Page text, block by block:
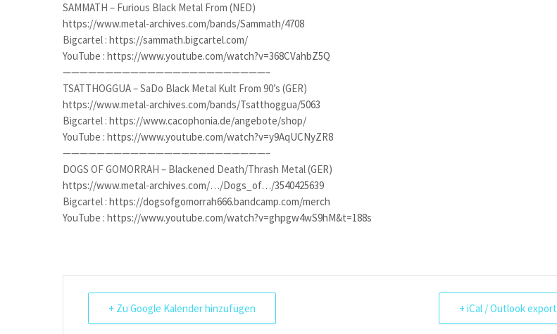
SAMMATH – Furious Black Metal From (NED)
https://www.metal-archives.com/bands/Sammath/4708
Bigcartel : https://sammath.bigcartel.com/
YouTube : https://www.youtube.com/watch?v=368CVahbZ5Q
————————————————————————–
TSATTHOGGUA – SaDo Black Metal Kult From 90’s (GER)
https://www.metal-archives.com/bands/Tsatthoggua/5063
Bigcartel : https://www.cacophonia.de/angebote/shop/
YouTube : https://www.youtube.com/watch?v=y9AqUCNyZR8
————————————————————————–
DOGS OF GOMORRAH – Blackened Death/Thrash Metal (GER)
https://www.metal-archives.com/…/Dogs_of…/3540425639
Bigcartel : https://dogsofgomorrah666.bandcamp.com/merch
YouTube : https://www.youtube.com/watch?v=ghpgw4wS9hM&t=188s
+ Zu Google Kalender hinzufügen + iCal / Outlook export